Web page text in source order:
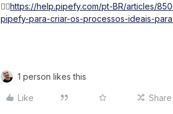
👉🏼https://help.pipefy.com/pt-BR/articles/
pipefy-para-criar-os-processos-ideais-
1 person likes this
Like Share